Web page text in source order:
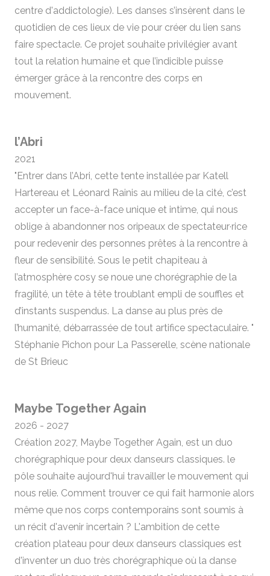
centre d'addictologie). Les danses s’insèrent dans le
quotidien de ces lieux de vie pour créer du lien sans
faire spectacle. Ce projet souhaite privilégier avant
tout la relation humaine et que l’indicible puisse
émerger grâce à la rencontre des corps en
mouvement.
l’Abri
2021
"Entrer dans l’Abri, cette tente installée par Katell
Hartereau et Léonard Rainis au milieu de la cité, c’est
accepter un face-à-face unique et intime, qui nous
oblige à abandonner nos oripeaux de spectateur·rice
pour redevenir des personnes prêtes à la rencontre à
fleur de sensibilité. Sous le petit chapiteau à
l’atmosphère cosy se noue une chorégraphie de la
fragilité, un tête à tête troublant empli de souffles et
d’instants suspendus. La danse au plus près de
l’humanité, débarrassée de tout artifice spectaculaire. "
Stéphanie Pichon pour La Passerelle, scène nationale
de St Brieuc
Maybe Together Again
2026 - 2027
Création 2027, Maybe Together Again, est un duo
chorégraphique pour deux danseurs classiques. le
pôle souhaite aujourd'hui travailler le mouvement qui
nous relie. Comment trouver ce qui fait harmonie alors
même que nos corps contemporains sont soumis à
un récit d'avenir incertain ? L'ambition de cette
création plateau pour deux danseurs classiques est
d'inventer un duo très chorégraphique où la danse